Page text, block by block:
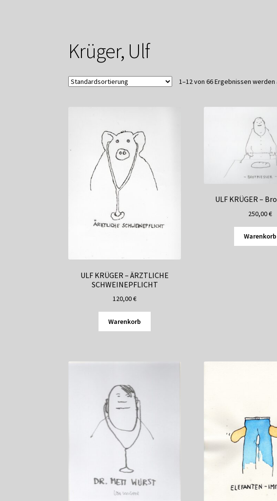
Krüger, Ulf
1–12 von 66 Ergebnissen
ULF KRÜGER – ÄRZTLICHE
SCHWEINEPFLICHT
120,00€
Warenkorb
ULF KRÜGER –
250,00€
Warenkorb